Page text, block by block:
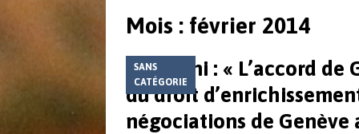
[ juin 11, 2018 ] La cohérence de
[ mai 31, 2018 ] L’arme nucléaire en
ACTUALITÉS
[ juin 8, 2017 ] Actu Défense 30 mai
Mois : février 2014
SANS
CATÉGORIE
Rohani : « L’accord
du droit
négociations de